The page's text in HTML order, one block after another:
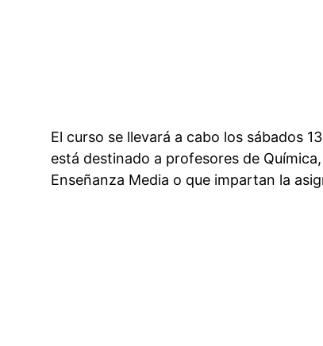
El curso se llevará a cabo los sábados
está destinado a profesores de
Enseñanza Media o que impartan la